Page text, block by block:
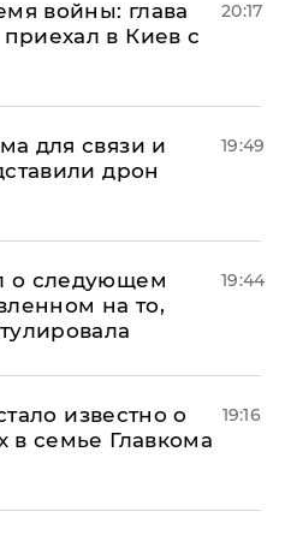
войны: глава
в Киев с
20:17
для связи и
дрон
19:49
о следующем
на то,
19:44
известно о
в семье Главкома
19:16